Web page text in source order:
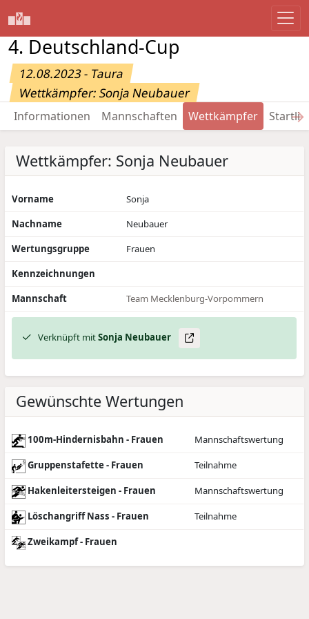
4. Deutschland-Cup
12.08.2023 - Taura
Wettkämpfer: Sonja Neubauer
Informationen Mannschaften Wettkämpfer →
Wettkämpfer: Sonja Neubauer
Vorname
Sonja
Nachname
Neubauer
Wertungsgruppe
Frauen
Kennzeichnungen
Mannschaft
Team Mecklenburg-Vorpommern
Verknüpft mitSonja Neubauer
Gewünschte Wertungen
100m-Hindernisbahn - Frauen Mannschaftswertung
Gruppenstafette - Frauen Teilnahme
Hakenleitersteigen - Frauen Mannschaftswertung
Löschangriff Nass - Frauen Teilnahme
Zweikampf - Frauen